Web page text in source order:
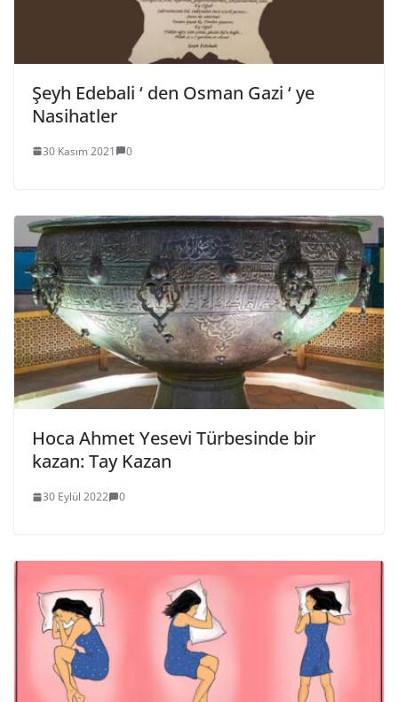
Şeyh Edebali ‘ den Osman Gazi ‘ ye
Nasihatler
30 Kasım 2021 0
Hoca Ahmet Yesevi Türbesinde bir
kazan: Tay Kazan
30 Eylül 2022 0